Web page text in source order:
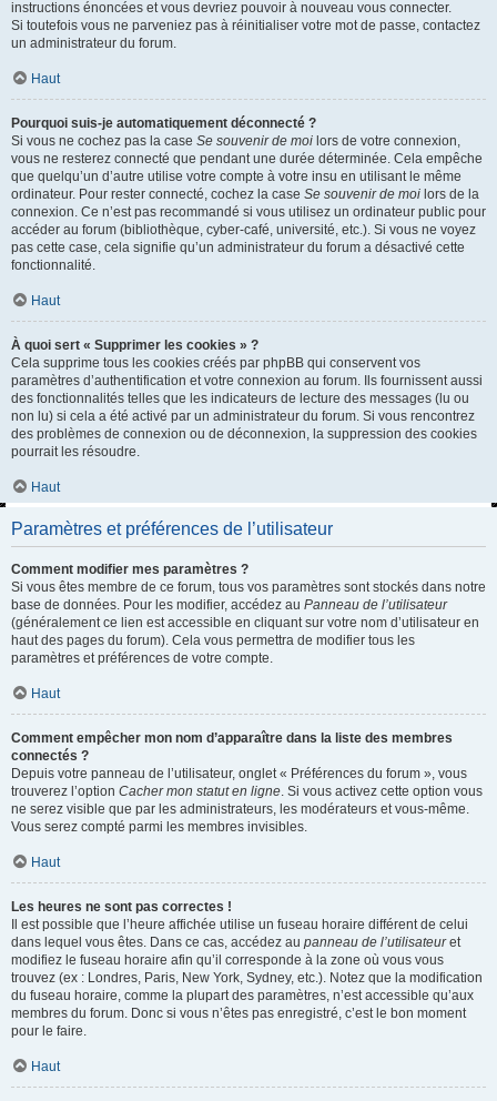
instructions énoncées et vous devriez pouvoir à nouveau vous connecter.
Si toutefois vous ne parveniez pas à réinitialiser votre mot de passe, contactez
un administrateur du forum.
Haut
Pourquoi suis-je automatiquement déconnecté ?
Si vous ne cochez pas la case Se souvenir de moi lors de votre connexion,
vous ne resterez connecté que pendant une durée déterminée. Cela empêche
que quelqu’un d’autre utilise votre compte à votre insu en utilisant le même
ordinateur. Pour rester connecté, cochez la case Se souvenir de moi lors de la
connexion. Ce n’est pas recommandé si vous utilisez un ordinateur public pour
accéder au forum (bibliothèque, cyber-café, université, etc.). Si vous ne voyez
pas cette case, cela signifie qu’un administrateur du forum a désactivé cette
fonctionnalité.
Haut
À quoi sert « Supprimer les cookies » ?
Cela supprime tous les cookies créés par phpBB qui conservent vos
paramètres d’authentification et votre connexion au forum. Ils fournissent aussi
des fonctionnalités telles que les indicateurs de lecture des messages (lu ou
non lu) si cela a été activé par un administrateur du forum. Si vous rencontrez
des problèmes de connexion ou de déconnexion, la suppression des cookies
pourrait les résoudre.
Haut
Paramètres et préférences de l’utilisateur
Comment modifier mes paramètres ?
Si vous êtes membre de ce forum, tous vos paramètres sont stockés dans notre
base de données. Pour les modifier, accédez au Panneau de l’utilisateur
(généralement ce lien est accessible en cliquant sur votre nom d’utilisateur en
haut des pages du forum). Cela vous permettra de modifier tous les
paramètres et préférences de votre compte.
Haut
Comment empêcher mon nom d’apparaître dans la liste des membres
connectés ?
Depuis votre panneau de l’utilisateur, onglet « Préférences du forum », vous
trouverez l’option Cacher mon statut en ligne. Si vous activez cette option vous
ne serez visible que par les administrateurs, les modérateurs et vous-même.
Vous serez compté parmi les membres invisibles.
Haut
Les heures ne sont pas correctes !
Il est possible que l’heure affichée utilise un fuseau horaire différent de celui
dans lequel vous êtes. Dans ce cas, accédez au panneau de l’utilisateuret
modifiez le fuseau horaire afin qu’il corresponde à la zone où vous vous
trouvez (ex : Londres, Paris, New York, Sydney, etc.). Notez que la modification
du fuseau horaire, comme la plupart des paramètres, n’est accessible qu’aux
membres du forum. Donc si vous n’êtes pas enregistré, c’est le bon moment
pour le faire.
Haut